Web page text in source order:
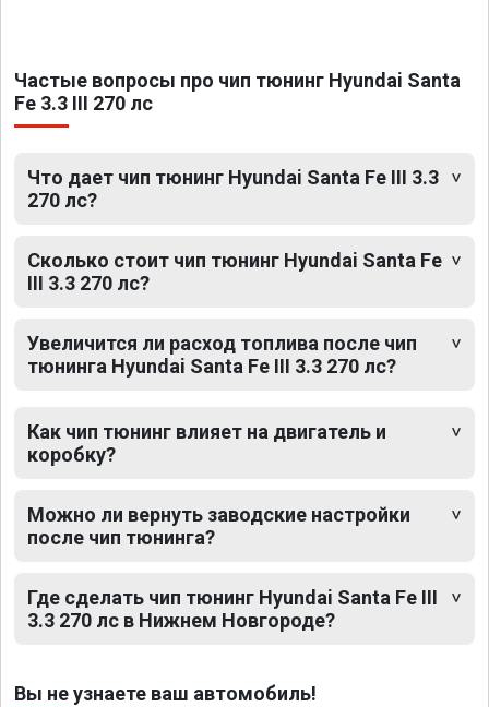
Частые вопросы про чип тюнинг Hyundai Santa
Fe 3.3 III 270 лс
Что дает чип тюнинг Hyundai Santa Fe III 3.3
270 лс?
Сколько стоит чип тюнинг Hyundai Santa Fe
III 3.3 270 лс?
Увеличится ли расход топлива после чип
тюнинга Hyundai Santa Fe III 3.3 270 лс?
Как чип тюнинг влияет на двигатель и
коробку?
Можно ли вернуть заводские настройки
после чип тюнинга?
Где сделать чип тюнинг Hyundai Santa Fe III
3.3 270 лс в Нижнем Новгороде?
Вы не узнаете ваш автомобиль!